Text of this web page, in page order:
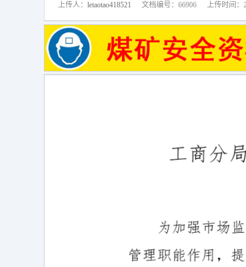
上传人： letaotao418521 文档编号：66906 上传时间：